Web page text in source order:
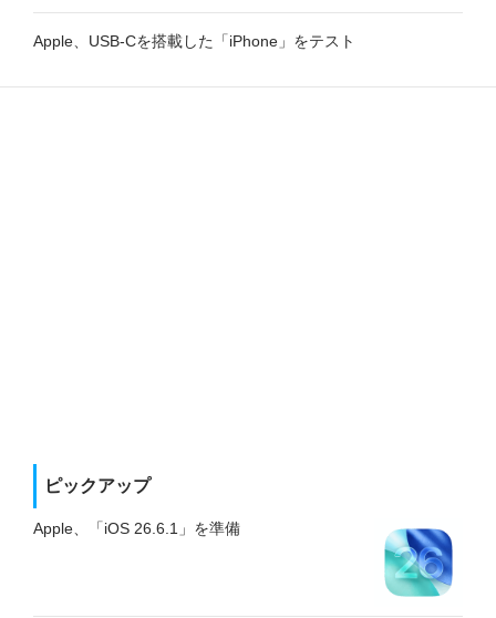
Apple、USB-Cを搭載した「iPhone」をテスト
ピックアップ
Apple、「iOS 26.6.1」を準備